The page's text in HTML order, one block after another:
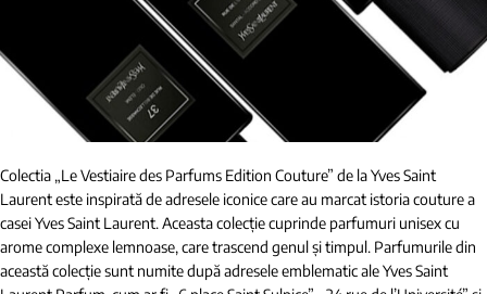
Colectia „Le Vestiaire des Parfums Edition Couture” de la Yves Saint
Laurent este inspirată de adresele iconice care au marcat istoria couture a
casei Yves Saint Laurent. Aceasta colecție cuprinde parfumuri unisex cu
arome complexe lemnoase, care trascend genul și timpul. Parfumurile din
această colecție sunt numite după adresele emblematic ale Yves Saint